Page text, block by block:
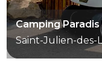
Camping
Saint-Julien-des-